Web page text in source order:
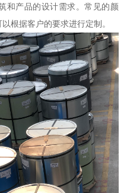
和产品的设计需求。常见的颜
根据客户的要求进行定制。